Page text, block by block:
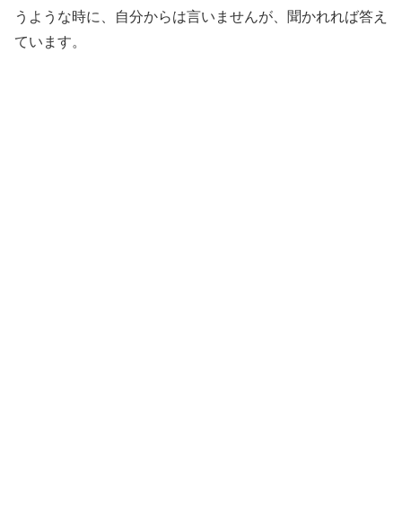
うような時に、自分からは言いませんが、聞かれれば答え
ています。